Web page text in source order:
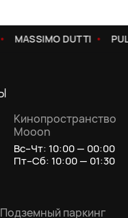
MASSIMO DUTTI
Подземный паркинг
Кинопространство
Mooon
Вс–Чт: 10:00 — 00:00
Пт–Сб: 10:00 — 01:30